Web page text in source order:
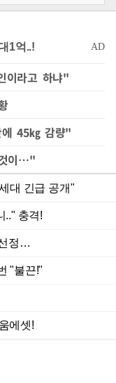
이라고 하냐"
45㎏ 감량"
이…"